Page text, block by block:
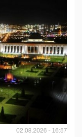
02.08.2026 - 16:57